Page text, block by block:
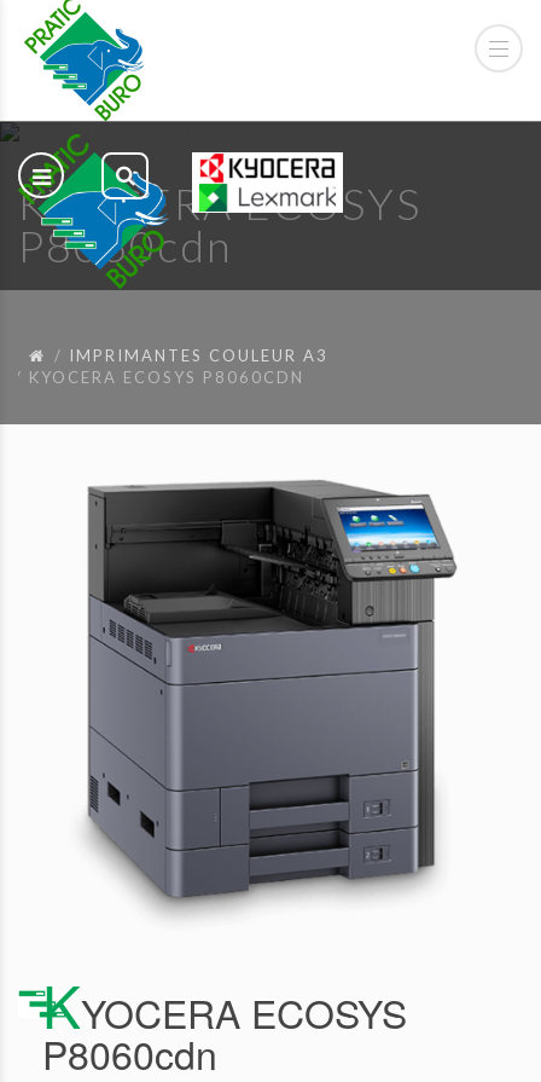
KYOCERA ECOSYS
P8060cdn
IMPRIMANTES COULEUR A3
KYOCERA ECOSYS P8060CDN
KYOCERA ECOSYS
P8060cdn